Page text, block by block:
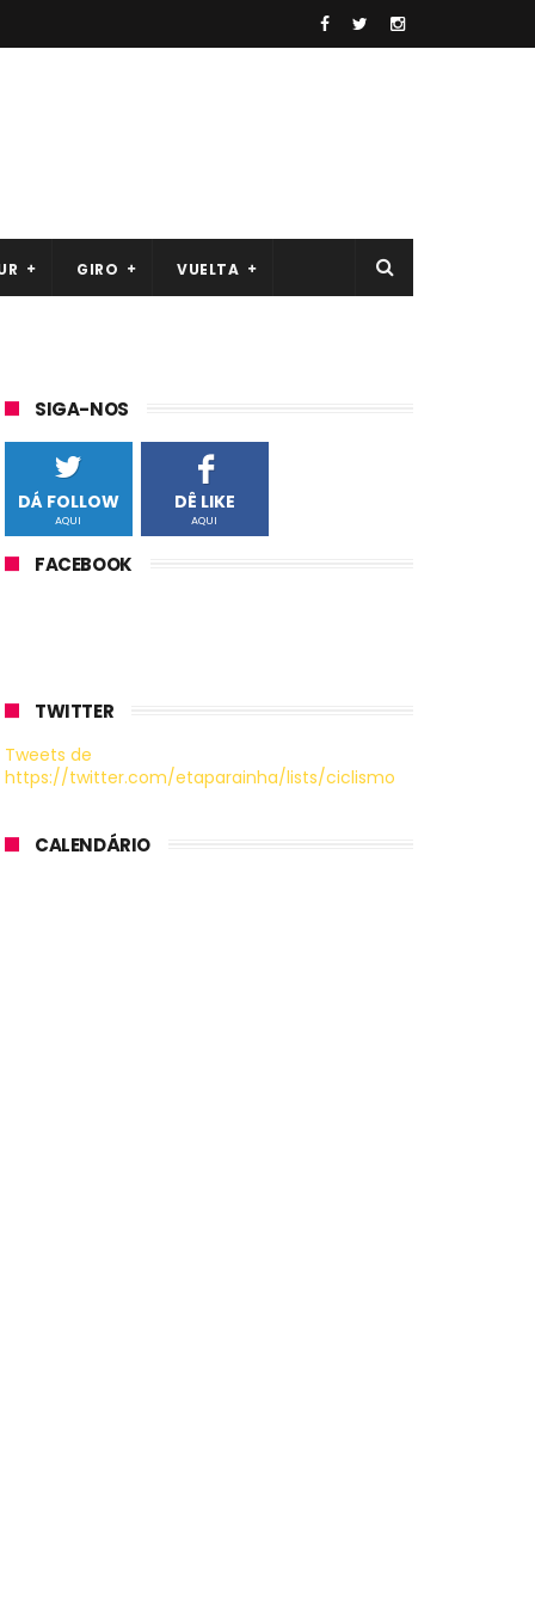
GIRO VUELTA
SIGA-NOS
DÁ FOLLOW
AQUI
DÊ LIKE
AQUI
FACEBOOK
TWITTER
Tweets de
https://twitter.com/etaparainha/lists/ciclismo
CALENDÁRIO